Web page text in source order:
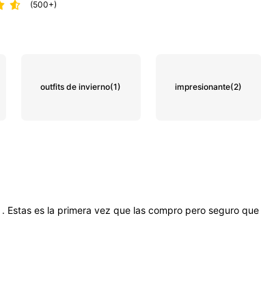
(500+)
outfits de invierno(1) impresionante(2)
. Estases la primeravezque lascompro peroseguroque